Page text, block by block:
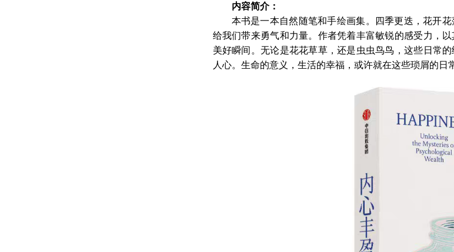
内容简介：
本书是一本自然随笔和手绘画集。四季更迭，花开
给我们带来勇气和力量。作者凭着丰富敏锐的感受力，
美好瞬间。无论是花花草草，还是虫虫鸟鸟，这些日常
人心。生命的意义，生活的幸福，或许就在这些琐屑的日